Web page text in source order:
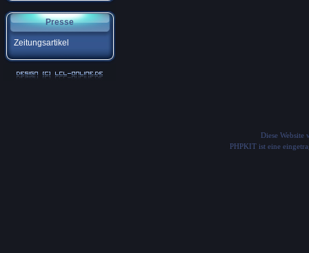
Presse
Zeitungsartikel
Diese Website
PHPKIT ist eine